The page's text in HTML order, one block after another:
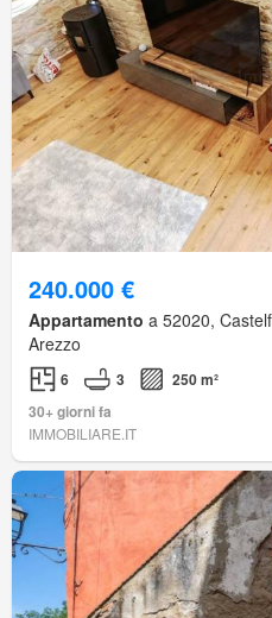
240.000 €
Appartamento a 52020,
Arezzo
6 3
250 m²
30+ giorni fa
IMMOBILIARE.IT